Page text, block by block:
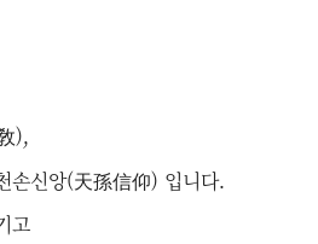
),
손신앙(天孫信仰) 입니다.
고